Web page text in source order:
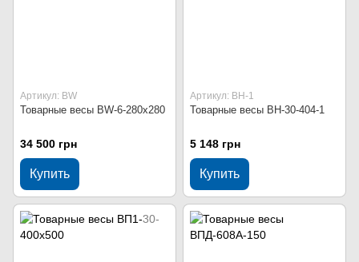
Артикул: BW
Товарные весы BW-6-280х280
34 500 грн
Купить
Артикул: ВН-1
Товарные весы ВН-30-404-1
5 148 грн
Купить